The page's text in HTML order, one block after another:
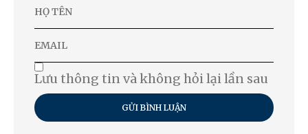
Lưu thông tin và không hỏi lại lần sau
GỬI BÌNH LUẬN